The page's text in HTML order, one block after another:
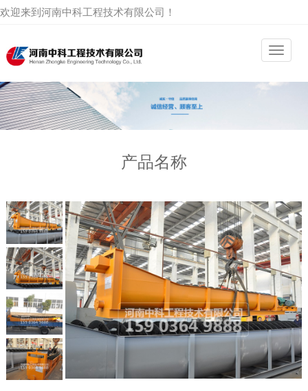
欢迎来到河南中科工程技术有限公司！
产品名称